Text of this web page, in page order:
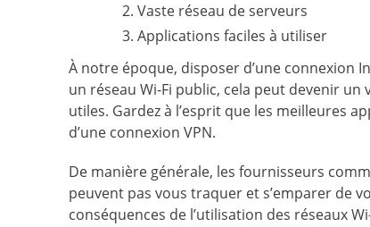
Vaste réseau de serveurs
Applications faciles à utiliser
À notre époque, disposer d’une connexion
un réseau Wi-Fi public, cela peut devenir un
utiles. Gardez à l’esprit que les meilleures
d’une connexion VPN.
De manière générale, les fournisseurs
peuvent pas vous traquer et s’emparer de
conséquences de l’utilisation des réseaux